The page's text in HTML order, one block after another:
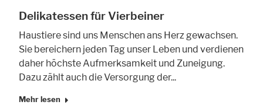
Delikatessen für Vierbeiner
Haustiere sind uns Menschen ans Herz gewachsen.
Sie bereichern jeden Tag unser Leben und verdienen
daher höchste Aufmerksamkeit und Zuneigung.
Dazu zählt auch die Versorgung der...
Mehr lesen